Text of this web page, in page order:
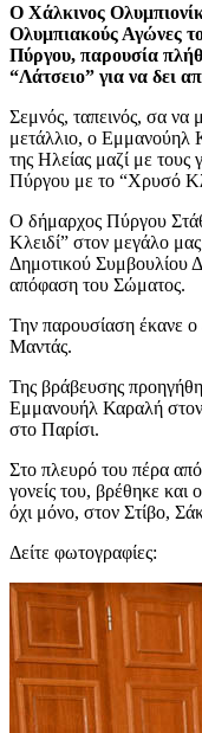
Ο Χάλκινος
Ολυμπιακούς Αγώνες
Πύργου, παρουσία
“Λάτσειο” για να δει
Σεμνός, ταπεινός, σα να
μετάλλιο, ο Εμμανούηλ
της Ηλείας μαζί με τους
Πύργου με το “Χρυσό
Ο δήμαρχος Πύργου
Κλειδί” στον μεγάλο
Δημοτικού Συμβουλίου
απόφαση του Σώματος.
Την παρουσίαση έκανε ο
Μαντάς.
Της βράβευσης
Εμμανουήλ Καραλή
στο Παρίσι.
Στο πλευρό του πέρα
γονείς του, βρέθηκε και
όχι μόνο, στον Στίβο,
Δείτε φωτογραφίες: